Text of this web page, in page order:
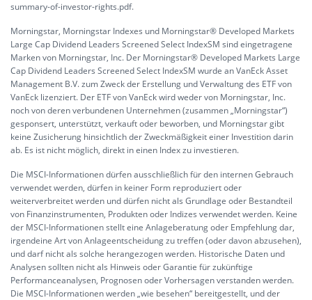
summary-of-investor-rights.pdf.
Morningstar, Morningstar Indexes und Morningstar® Developed Markets
Large Cap Dividend Leaders Screened Select IndexSM sind eingetragene
Marken von Morningstar, Inc. Der Morningstar® Developed Markets Large
Cap Dividend Leaders Screened Select IndexSM wurde an VanEck Asset
Management B.V. zum Zweck der Erstellung und Verwaltung des ETF von
VanEck lizenziert. Der ETF von VanEck wird weder von Morningstar, Inc.
noch von deren verbundenen Unternehmen (zusammen „Morningstar“)
gesponsert, unterstützt, verkauft oder beworben, und Morningstar gibt
keine Zusicherung hinsichtlich der Zweckmäßigkeit einer Investition darin
ab. Es ist nicht möglich, direkt in einen Index zu investieren.
Die MSCI-Informationen dürfen ausschließlich für den internen Gebrauch
verwendet werden, dürfen in keiner Form reproduziert oder
weiterverbreitet werden und dürfen nicht als Grundlage oder Bestandteil
von Finanzinstrumenten, Produkten oder Indizes verwendet werden. Keine
der MSCI-Informationen stellt eine Anlageberatung oder Empfehlung dar,
irgendeine Art von Anlageentscheidung zu treffen (oder davon abzusehen),
und darf nicht als solche herangezogen werden. Historische Daten und
Analysen sollten nicht als Hinweis oder Garantie für zukünftige
Performanceanalysen, Prognosen oder Vorhersagen verstanden werden.
Die MSCI-Informationen werden „wie besehen“ bereitgestellt, und der